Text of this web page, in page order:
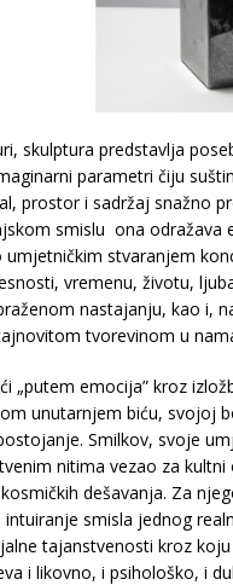
skulptura predstavlja
parametri čiju
prostor i sadržaj snažno
smislu ona odražava
umjetničkim stvaranjem
vremenu, životu,
nastajanju, kao i,
tvorevinom u
„putem emocija” kroz
unutarnjem biću, svojoj
Smilkov, svoje
nitima vezao za
dešavanja. Za
smisla jednog
tajanstvenosti kroz
i likovno, i psihološko, i